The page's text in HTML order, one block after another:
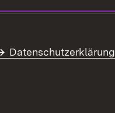
Datenschutzerklärung